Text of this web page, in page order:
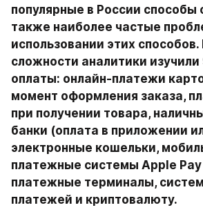
популярные в России способы
также наиболее частые
использовании этих
сложности аналитики изучили
оплаты: онлайн-платежи
момент оформления заказа,
при получении товара,
банки (оплата в приложении
электронные кошельки,
платежные системы Apple Pay
платежные терминалы,
платежей и криптовалюту.